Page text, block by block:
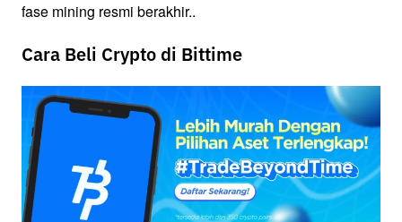
fase mining resmi berakhir..
Cara Beli Crypto di Bittime